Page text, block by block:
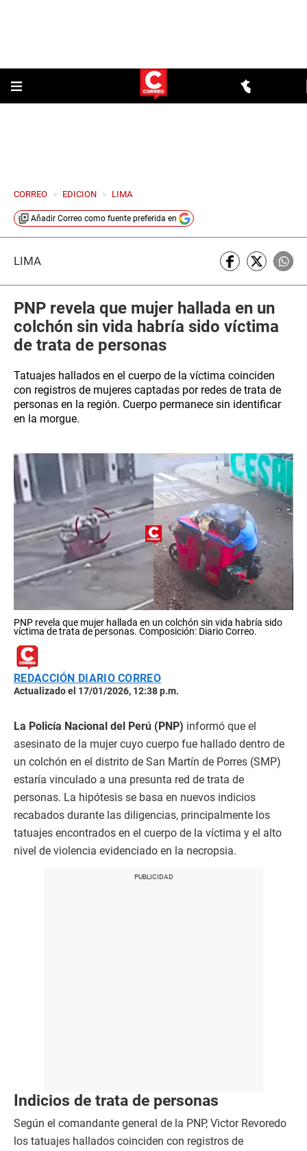
CORREO > EDICION > LIMA
Añadir Correo como fuente preferida en
LIMA
PNP revela que mujer hallada en un
colchón sin vida habría sido víctima
de trata de personas
Tatuajes hallados en el cuerpo de la víctima coinciden
con registros de mujeres captadas por redes de trata de
personas en la región. Cuerpo permanece sin identificar
en la morgue.
PNP revela que mujer hallada en un colchón sin vida habría sido
víctima de trata de personas. Composición: Diario Correo.
REDACCIÓN DIARIO CORREO
Actualizado el 17/01/2026, 12:38 p.m.
La Policía Nacional del Perú (PNP) informó que el
asesinato de la mujer cuyo cuerpo fue hallado dentro de
un colchón en el distrito de San Martín de Porres (SMP)
estaría vinculado a una presunta red de trata de
personas. La hipótesis se basa en nuevos indicios
recabados durante las diligencias, principalmente los
tatuajes encontrados en el cuerpo de la víctima y el alto
nivel de violencia evidenciado en la necropsia.
Indicios de trata de personas
Según el comandante general de la PNP, Victor Revoredo
los tatuajes hallados coinciden con registros de